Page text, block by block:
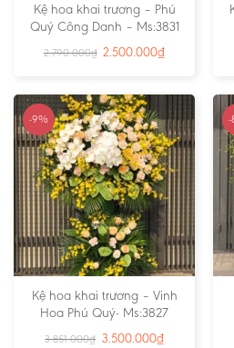
Kệ hoa khai trương – Phú
Quý Công Danh – Ms:3831
2.790.000₫ 2.500.000₫
-9%
Kệ hoa khai trương – Vinh
Hoa Phú Quý- Ms:3827
3.851.000₫ 3.500.000₫
-